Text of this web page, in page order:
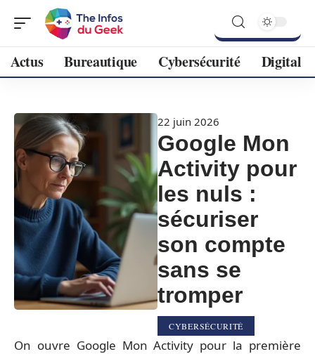
Actus Bureautique Cybersécurité Digital
22 juin 2026
Google Mon
Activity pour
les nuls :
sécuriser
son compte
sans se
tromper
CYBERSÉCURITÉ
On ouvre Google Mon Activity pour la première